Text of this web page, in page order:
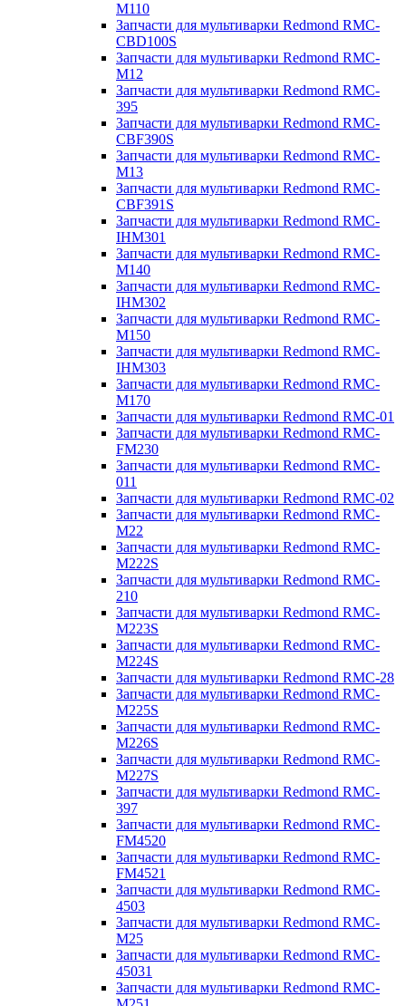
M110
Запчасти для мультиварки Redmond RMC-
CBD100S
Запчасти для мультиварки Redmond RMC-
M12
Запчасти для мультиварки Redmond RMC-
395
Запчасти для мультиварки Redmond RMC-
CBF390S
Запчасти для мультиварки Redmond RMC-
M13
Запчасти для мультиварки Redmond RMC-
CBF391S
Запчасти для мультиварки Redmond RMC-
IHM301
Запчасти для мультиварки Redmond RMC-
M140
Запчасти для мультиварки Redmond RMC-
IHM302
Запчасти для мультиварки Redmond RMC-
M150
Запчасти для мультиварки Redmond RMC-
IHM303
Запчасти для мультиварки Redmond RMC-
M170
Запчасти для мультиварки Redmond RMC-01
Запчасти для мультиварки Redmond RMC-
FM230
Запчасти для мультиварки Redmond RMC-
011
Запчасти для мультиварки Redmond RMC-02
Запчасти для мультиварки Redmond RMC-
M22
Запчасти для мультиварки Redmond RMC-
M222S
Запчасти для мультиварки Redmond RMC-
210
Запчасти для мультиварки Redmond RMC-
M223S
Запчасти для мультиварки Redmond RMC-
M224S
Запчасти для мультиварки Redmond RMC-28
Запчасти для мультиварки Redmond RMC-
M225S
Запчасти для мультиварки Redmond RMC-
M226S
Запчасти для мультиварки Redmond RMC-
M227S
Запчасти для мультиварки Redmond RMC-
397
Запчасти для мультиварки Redmond RMC-
FM4520
Запчасти для мультиварки Redmond RMC-
FM4521
Запчасти для мультиварки Redmond RMC-
4503
Запчасти для мультиварки Redmond RMC-
M25
Запчасти для мультиварки Redmond RMC-
45031
Запчасти для мультиварки Redmond RMC-